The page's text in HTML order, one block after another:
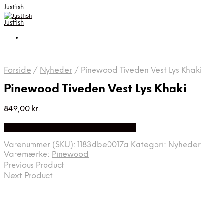
Justfish
Justfish
Forside / Nyheder / Pinewood Tiveden Vest Lys Khaki
Pinewood Tiveden Vest Lys Khaki
849,00 kr.
Varenummer (SKU): 1183dbe0017a Kategori: Nyheder
Varemærke: Pinewood
Previous Product
Next Product